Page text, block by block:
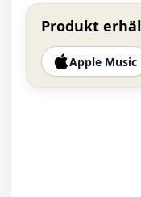
Produkt
Apple Music